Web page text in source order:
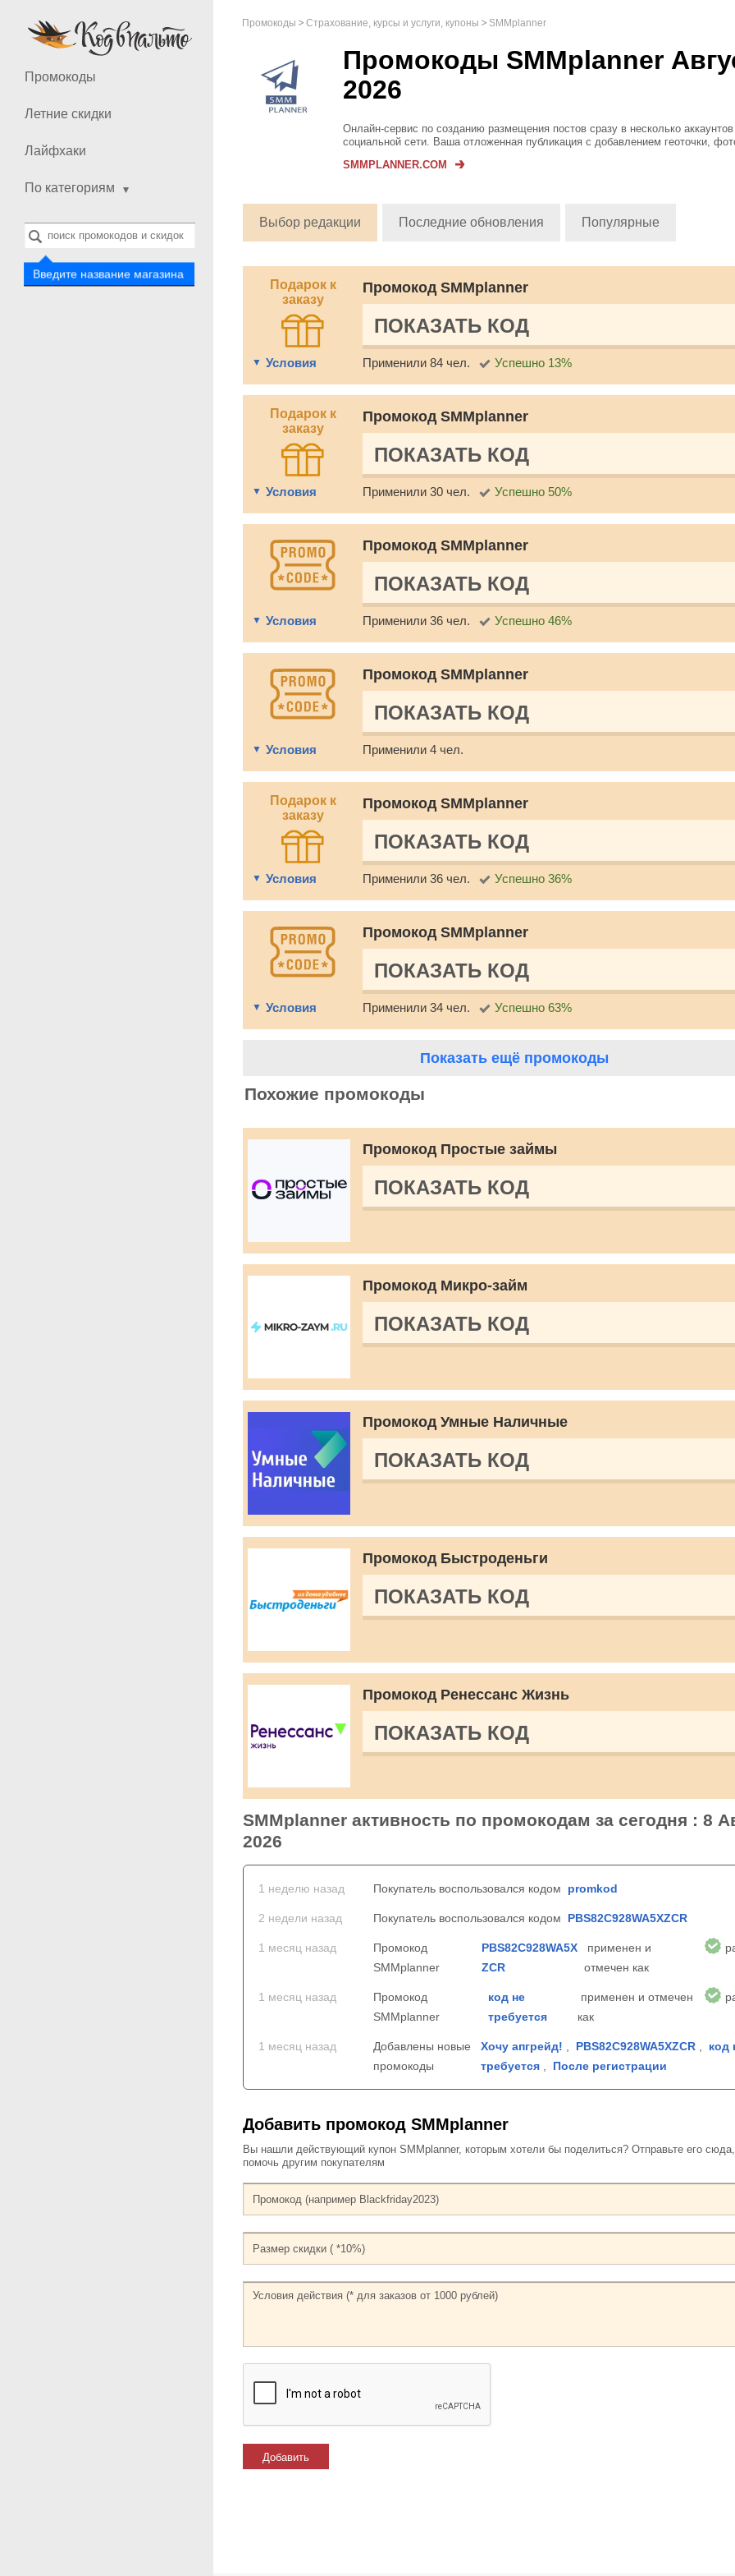
Промокоды
Летние скидки
Лайфхаки
По категориям
Введите название магазина
Промокоды Страхование, курсы и услуги, купоны SMMplanner
Промокоды SMMplanner
2026
Онлайн-сервис по созданию размещения постов сразу в несколько аккаунтов
социальной сети. Ваша отложенная публикация с добавлением геоточки,
свой день свободн...
SMMPLANNER.COM
Выбор редакции Последние обновления Популярные
Подарок к
заказу
Промокод SMMplanner
ПОКАЗАТЬ КОД
Условия Применили 84 чел. Успешно 13%
Подарок к
заказу
Промокод SMMplanner
ПОКАЗАТЬ КОД
Условия Применили 30 чел. Успешно 50%
Промокод SMMplanner
ПОКАЗАТЬ КОД
Условия Применили 36 чел. Успешно 46%
Промокод SMMplanner
ПОКАЗАТЬ КОД
Условия Применили 4 чел.
Подарок к
заказу
Промокод SMMplanner
ПОКАЗАТЬ КОД
Условия Применили 36 чел. Успешно 36%
Промокод SMMplanner
ПОКАЗАТЬ КОД
Условия Применили 34 чел. Успешно 63%
Показать ещё промокоды
Похожие промокоды
Промокод Простые займы
ПОКАЗАТЬ КОД
Промокод Микро-займ
ПОКАЗАТЬ КОД
Промокод Умные Наличные
ПОКАЗАТЬ КОД
Промокод Быстроденьги
ПОКАЗАТЬ КОД
Промокод Ренессанс Жизнь
ПОКАЗАТЬ КОД
SMMplanner активность по промокодам за сегодня : 8
2026
1 неделю назад Покупатель воспользовался кодом promkod
2 недели назад Покупатель воспользовался кодом PBS82C928WA5XZCR
1 месяц назад
Промокод
SMMplanner
PBS82C928WA5X
ZCR
применен и
отмечен как
1 месяц назад
Промокод
SMMplanner
код не
требуется
применен и отмечен
как
1 месяц назад
Добавлены новые
промокоды
Хочу апгрейд! PBS82C928WA5XZCR, код
требуется, После регистрации
Добавить промокод SMMplanner
Вы нашли действующий купон SMMplanner, которым хотели бы поделиться? Отправьте его
помочь другим покупателям
Добавить